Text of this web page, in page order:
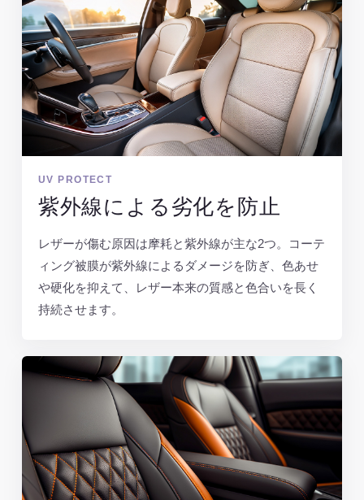
UV PROTECT
紫外線による劣化を防止
レザーが傷む原因は摩耗と紫外線が主な2つ。コーテ
ィング被膜が紫外線によるダメージを防ぎ、色あせ
や硬化を抑えて、レザー本来の質感と色合いを長く
持続させます。